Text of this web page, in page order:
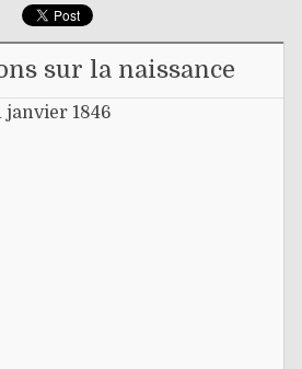
sur la naissance
janvier 1846